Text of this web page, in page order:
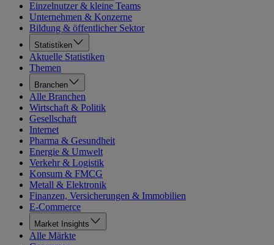
Einzelnutzer & kleine Teams
Unternehmen & Konzerne
Bildung & öffentlicher Sektor
Statistiken
Aktuelle Statistiken
Themen
Branchen
Alle Branchen
Wirtschaft & Politik
Gesellschaft
Internet
Pharma & Gesundheit
Energie & Umwelt
Verkehr & Logistik
Konsum & FMCG
Metall & Elektronik
Finanzen, Versicherungen & Immobilien
E-Commerce
Market Insights
Alle Märkte